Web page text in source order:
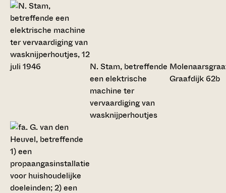
N. Stam, betreffende
een elektrische
machine ter
vervaardiging van
wasknijperhoutjes
Graafdijk 62b